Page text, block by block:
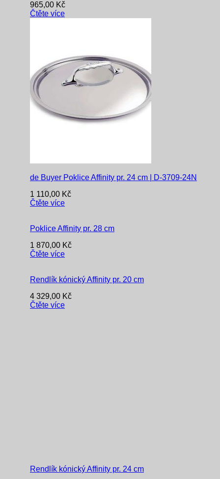
965,00 Kč
Čtěte více
de Buyer Poklice Affinity pr. 24 cm | D-3709-24N
1 110,00 Kč
Čtěte více
Poklice Affinity pr. 28 cm
1 870,00 Kč
Čtěte více
Rendlík kónický Affinity pr. 20 cm
4 329,00 Kč
Čtěte více
Rendlík kónický Affinity pr. 24 cm